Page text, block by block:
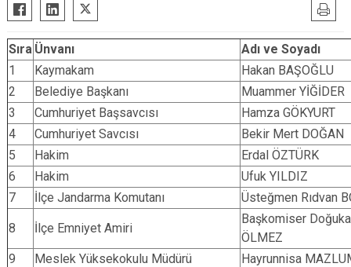
Çat
Hınıs
Horasan
Aziziye
İspir
Karaçoban
Karayazı
Köprüköy
Narman
Şenkaya
Tekman
Tortum
Palandöken
Sıra Ünvanı
Adı ve Soyadı
1
Kaymakam
Hakan BAŞOĞLU
2
Belediye Başkanı
Muammer YİĞİDER
3
Cumhuriyet Başsavcısı
Hamza GÖKYURT
4
Cumhuriyet Savcısı
Bekir Mert DOĞAN
5
Hakim
Erdal ÖZTÜRK
6
Hakim
Ufuk YILDIZ
7
İlçe Jandarma Komutanı Üsteğmen Rıdvan
8 İlçe Emniyet Amiri
Başkomiser
ÖLMEZ
9
Meslek Yüksekokulu Müdürü
Hayrunnisa